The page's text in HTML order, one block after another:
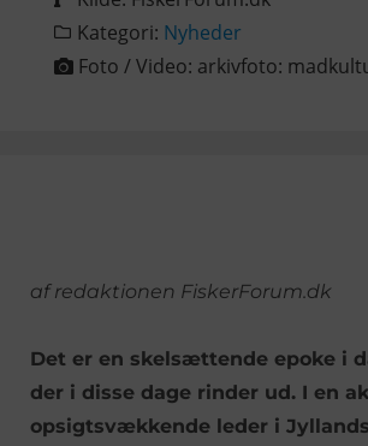
Kategori: Nyheder
Foto / Video: arkivfoto:
af redaktionen FiskerForum.dk
Det er en skelsættende epoke i
der i disse dage rinder ud. I en
opsigtsvækkende leder i